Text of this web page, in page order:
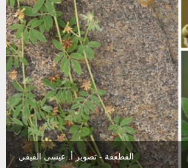
القطعفة - تصوير أ. عيسى الفيفي